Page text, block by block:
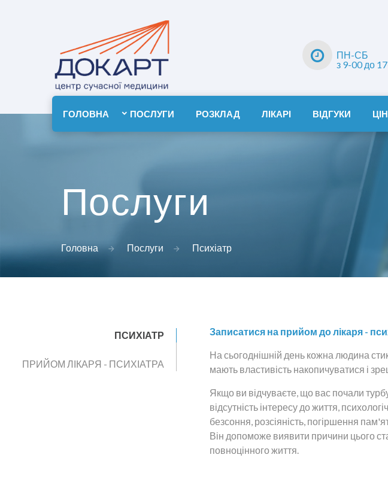
ПН-СБ
з 9-00 до
ГОЛОВНА ПОСЛУГИ РОЗКЛАД ЛІКАРІ ВІДГУКИ
Послуги
Головна Послуги Психіатр
ПСИХІАТР
ПРИЙОМ ЛІКАРЯ - ПСИХІАТРА
Записатися на прийом до лікаря -
На сьогоднішній день кожна людина
мають властивість накопичуватися і
Якщо ви відчуваєте, що вас почали
відсутність інтересу до життя,
безсоння, розсіяність, погіршення
Він допоможе виявити причини цього
повноцінного життя.